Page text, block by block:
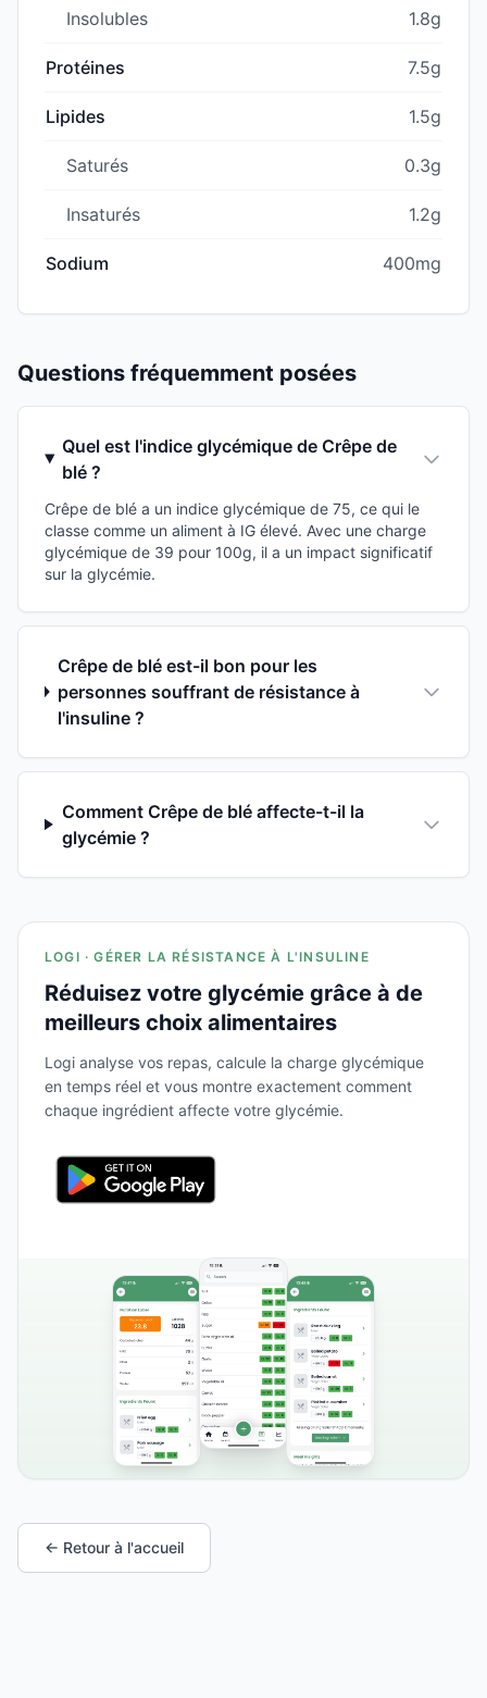
Insolubles 1.8g
Protéines 7.5g
Lipides 1.5g
Saturés 0.3g
Insaturés 1.2g
Sodium 400mg
Questions fréquemment posées
Quel est l'indice glycémique de Crêpe de
blé ?
Crêpe de blé a un indice glycémique de 75, ce qui le
classe comme un aliment à IG élevé. Avec une charge
glycémique de 39 pour 100g, il a un impact significatif
sur la glycémie.
Crêpe de blé est-il bon pour les
personnes souffrant de résistance à
l'insuline ?
Comment Crêpe de blé affecte-t-il la
glycémie ?
LOGI · GÉRER LA RÉSISTANCE À L'INSULINE
Réduisez votre glycémie grâce à de
meilleurs choix alimentaires
Logi analyse vos repas, calcule la charge glycémique
en temps réel et vous montre exactement comment
chaque ingrédient affecte votre glycémie.
← Retour à l'accueil